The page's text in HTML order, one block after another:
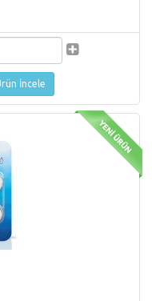
İncele